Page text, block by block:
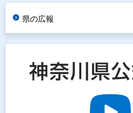
県の広報